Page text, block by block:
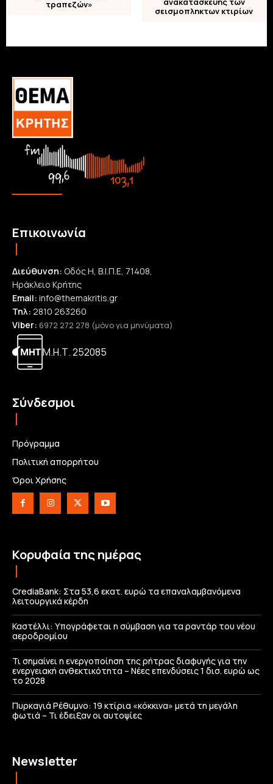
τραπεζών»
σεισμοπληκτων κτιρίων
Επικοινωνία
Διεύθυνση: Οδός Η, Β.Ι.Π.Ε, 71408,
Ηράκλειο Κρήτης
Email: info@themakritis.gr
Τηλ: 2810 263260
Viber: 6972 272 278 (μόνο για μηνύματα)
Μ.Η.Τ. 252085
Σύνδεσμοι
Πρόγραμμα
Πολιτική απορρήτου
Όροι Χρήσης
Κορυφαία της ημέρας
CrediaBank: Στα 53,6 εκατ. ευρώ τα επαναλαμβανόμενα
λειτουργικά κέρδη
Καστέλλι: Υπογράφεται η σύμβαση για τα ραντάρ του νέου
αεροδρομίου
Τι σημαίνει η ενεργοποίηση της ρήτρας διαφυγής για την
ενεργειακή ανθεκτικότητα – Νέες επενδύσεις 1 δισ. ευρώ ως
το 2028
Πυρκαγιά Ρέθυμνο: 19 κτίρια «κόκκινα» μετά τη μεγάλη
φωτιά – Τι έδειξαν οι αυτοψίες
Newsletter